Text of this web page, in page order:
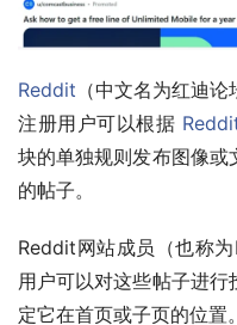
Reddit （中文名为红迪
注册用户可以根据
块的单独规则发布图像或
的帖子。
Reddit网站成员（也称
用户可以对这些帖子进
定它在首页或子页的位置。